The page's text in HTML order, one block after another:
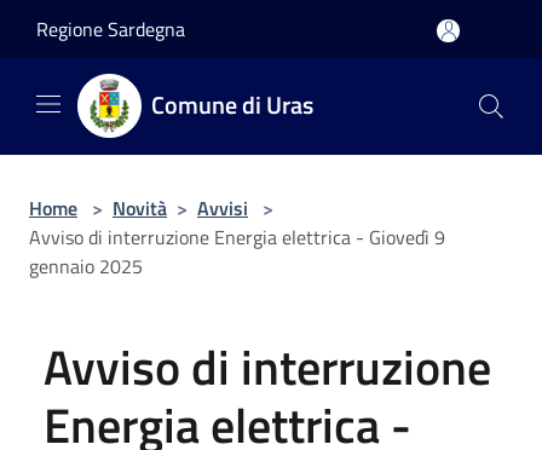
Regione Sardegna
Comune di Uras
Home > Novità > Avvisi >
Avviso di interruzione Energia elettrica - Giovedì 9
gennaio 2025
Avviso di interruzione
Energia elettrica -